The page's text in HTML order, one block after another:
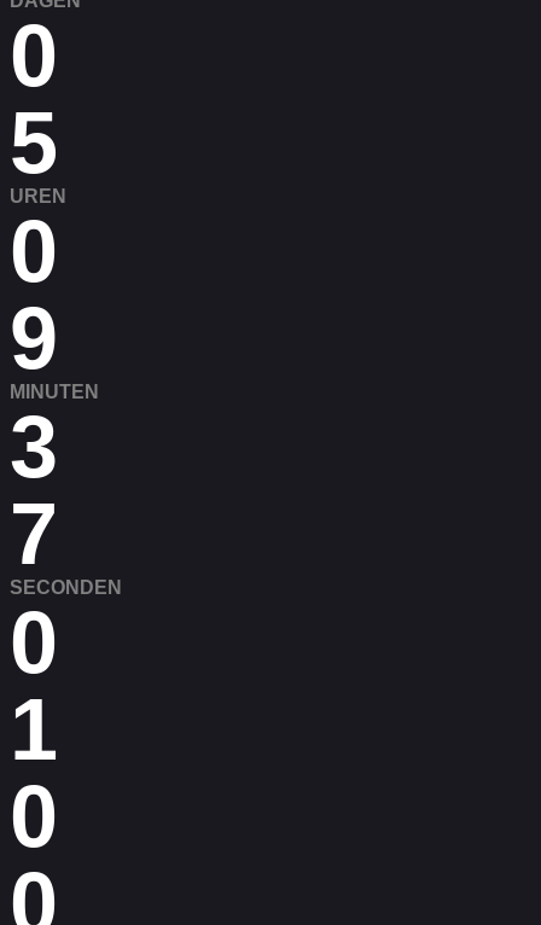
0
5
UREN
0
9
MINUTEN
3
7
SECONDEN
0
1
0
0